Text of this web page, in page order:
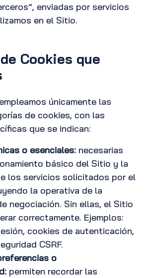
enviadas por servicios
en el Sitio.
Cookies que
únicamente las
de cookies, con las
que se indican:
o esenciales: necesarias
básico del Sitio y la
los servicios solicitados por el
la operativa de la
negociación. Sin ellas, el Sitio
correctamente. Ejemplos:
cookies de autenticación,
CSRF.
o
permiten recordar las